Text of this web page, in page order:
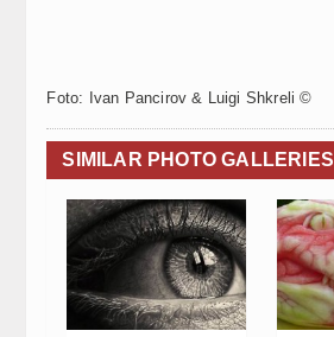
Foto: Ivan Pancirov & Luigi Shkreli ©
SIMILAR PHOTO GALLERIES